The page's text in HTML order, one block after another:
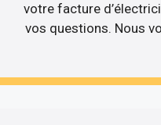
votre facture
vos questions. Nous